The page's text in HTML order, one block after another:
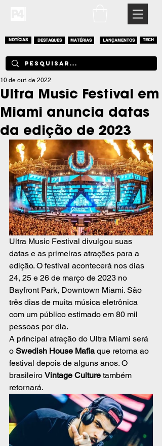
NOTÍCIAS DESTAQUES MATÉRIAS LANÇAMENTOS TECH
Ultra Music Festival em
Miami anuncia datas
da edição de 2023
10 de out. de 2022
Ultra Music Festival divulgou suas
datas e as primeiras atrações para a
edição. O festival acontecerá nos dias
24, 25 e 26 de março de 2023 no
Bayfront Park, Downtown Miami. São
três dias de muita música eletrônica
com um público estimado em 80 mil
pessoas por dia.
A principal atração do Ultra Miami será
o Swedish House Mafia que retorna ao
festival depois de alguns anos. O
brasileiro Vintage Culture também
retornará.